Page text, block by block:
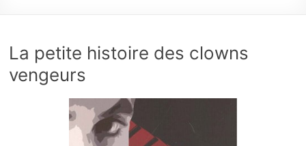
La petite histoire des clowns
vengeurs